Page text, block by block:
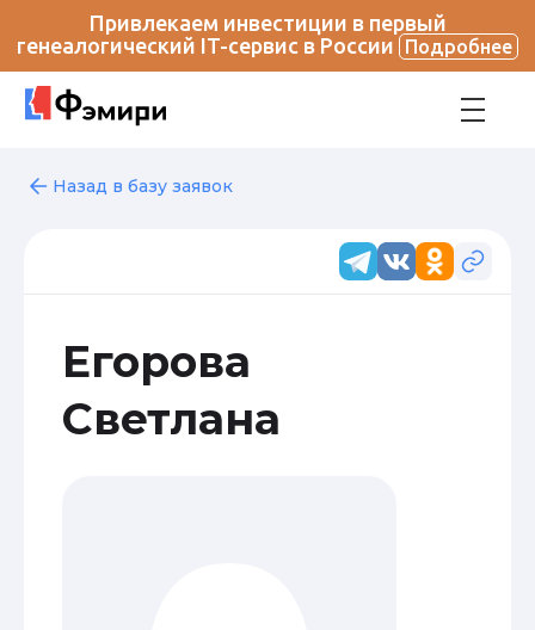
Привлекаем инвестиции в первый
генеалогический IT-сервис в России
Подробнее
Назад в базу заявок
Егорова
Светлана